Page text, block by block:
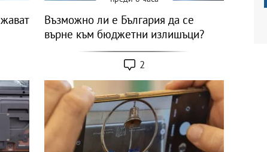
Възможно ли е България да се
върне към бюджетни излишъци?
2